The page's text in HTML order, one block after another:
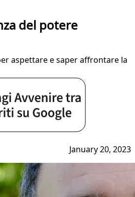
del potere
aspettare e saper affrontare la
January 20, 2023